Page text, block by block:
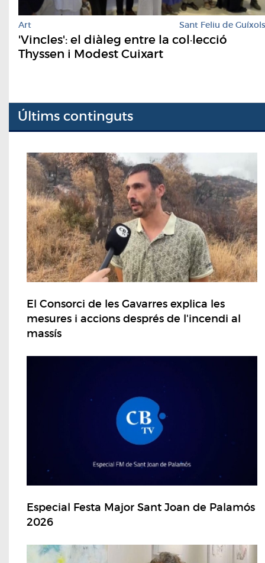
Art Sant Feliu de Guíxols
'Vincles': el diàleg entre la col·lecció
Thyssen i Modest Cuixart
Últims continguts
El Consorci de les Gavarres explica les
mesures i accions després de l'incendi al
massís
Especial Festa Major Sant Joan de Palamós
2026